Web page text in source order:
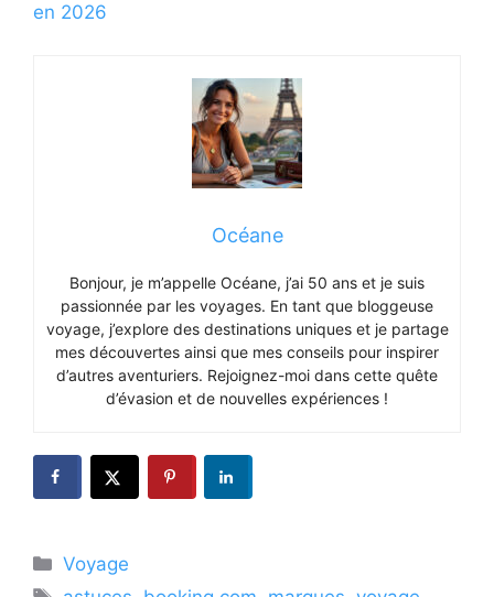
en 2026
Océane
Bonjour, je m’appelle Océane, j’ai 50 ans et je suis
passionnée par les voyages. En tant que bloggeuse
voyage, j’explore des destinations uniques et je partage
mes découvertes ainsi que mes conseils pour inspirer
d’autres aventuriers. Rejoignez-moi dans cette quête
d’évasion et de nouvelles expériences !
Catégories
Voyage